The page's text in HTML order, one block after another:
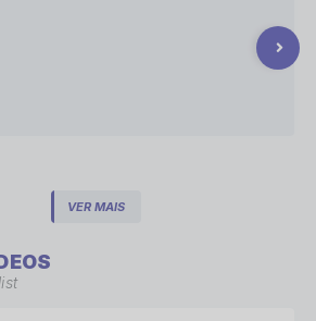
CHEGOU EM ALTO RIO DOCE!
VER MAIS